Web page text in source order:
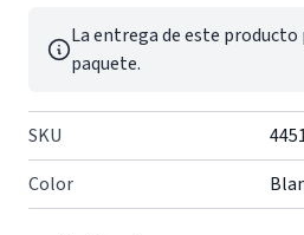
La entrega de este producto
paquete.
SKU
Color